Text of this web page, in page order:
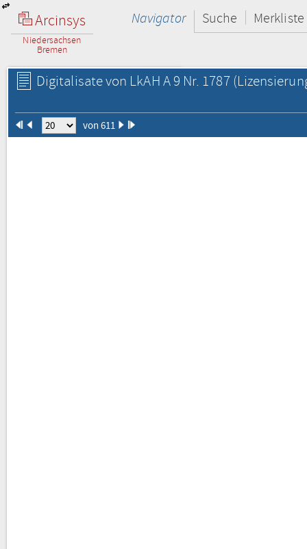
Arcinsys
Niedersachsen
Bremen
Navigator Suche Merkliste
Digitalisate von LkAH A 9 Nr. 1787
von 611